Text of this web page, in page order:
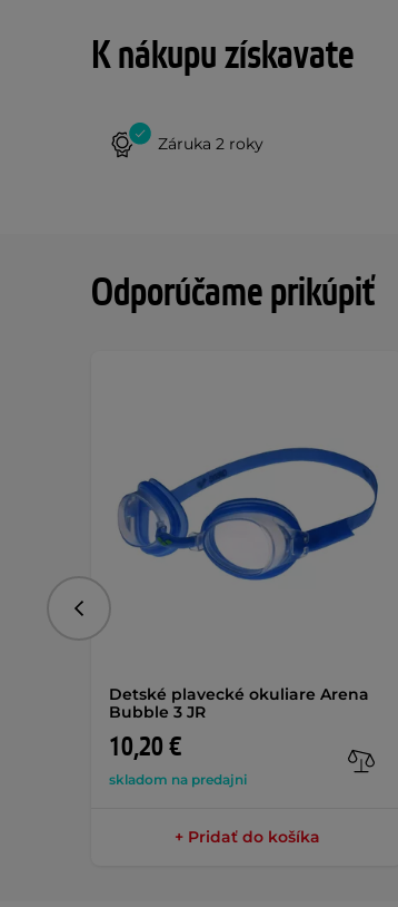
K nákupu získavate
Záruka 2 roky
Odporúčame prikúpiť
Detské plavecké okuliare Arena
Bubble 3 JR
10,20 €
skladom na predajni
+ Pridať do košíka
Predchádzajúce